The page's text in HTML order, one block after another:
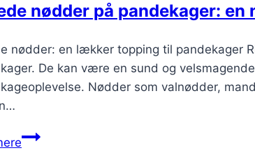
nødder på pandekager: en
nødder: en lækker topping til pandekager
De kan være en sund og
Nødder som valnødder,
Ristede